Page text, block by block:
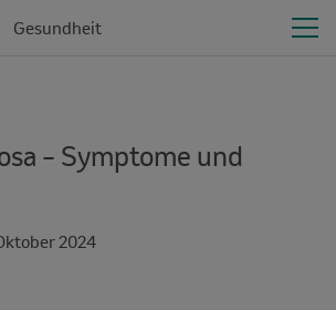
Gesundheit
– Symptome und
2024